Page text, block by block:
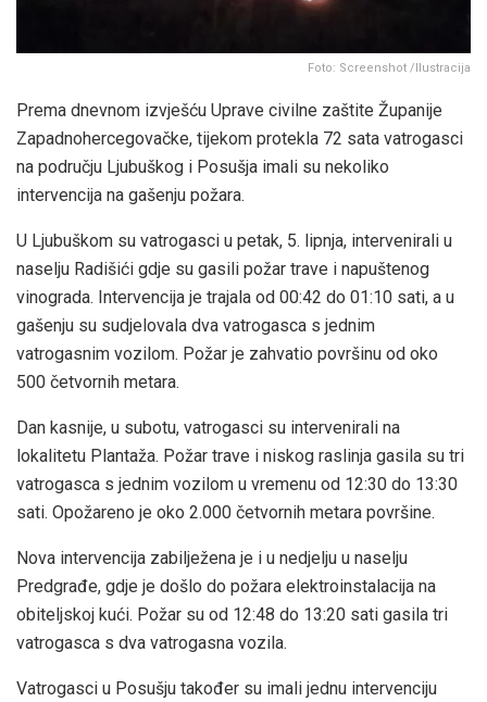
Foto: Screenshot /Ilustracija
Prema dnevnom izvješću Uprave civilne zaštite Županije
Zapadnohercegovačke, tijekom protekla 72 sata vatrogasci
na području Ljubuškog i Posušja imali su nekoliko
intervencija na gašenju požara.
U Ljubuškom su vatrogasci u petak, 5. lipnja, intervenirali u
naselju Radišići gdje su gasili požar trave i napuštenog
vinograda. Intervencija je trajala od 00:42 do 01:10 sati, a u
gašenju su sudjelovala dva vatrogasca s jednim
vatrogasnim vozilom. Požar je zahvatio površinu od oko
500 četvornih metara.
Dan kasnije, u subotu, vatrogasci su intervenirali na
lokalitetu Plantaža. Požar trave i niskog raslinja gasila su tri
vatrogasca s jednim vozilom u vremenu od 12:30 do 13:30
sati. Opožareno je oko 2.000 četvornih metara površine.
Nova intervencija zabilježena je i u nedjelju u naselju
Predgrađe, gdje je došlo do požara elektroinstalacija na
obiteljskoj kući. Požar su od 12:48 do 13:20 sati gasila tri
vatrogasca s dva vatrogasna vozila.
Vatrogasci u Posušju također su imali jednu intervenciju